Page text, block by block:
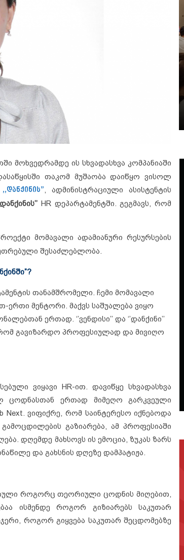
მოხვედრამდე ის სხვადასხვა კომპანიაში
თაკომ მუშაობა დაიწყო ვისოლ
,,დანქინის”, ადმინისტრაციული ასისტენტის
HR დეპარტამენტში. გეგმავს, რომ
მომავალი ადამიანური რესურსების
შესაძლებლობა.
თანამშრომელი. ჩემი მომავალი
ერთი მენტორი. მაქვს საშუალება ვიყო
ერთად. ‘’ვენდისი’’ და ‘’დანქინი’’
რომ გავიზარდო პროფესიულად და მივიღო
ვიყავი HR-ით. დავიწყე სხვადასხვა
ცოდნასთან ერთად მიმეღო გარკვეული
Next. ვიფიქრე, რომ საინტერესო იქნებოდა
გაზიარება, ამ პროფესიაში
დღემდე მახსოვს ის ემოცია, ზუკას ზარს
და გახსნის დღეზე დამპატიჟა.
როგორც თეორიული ცოდნის მიღებით,
ისმენდე როგორ გიზიარებს საკუთარ
როგორ გიყვება საკუთარ შეცდომებზე